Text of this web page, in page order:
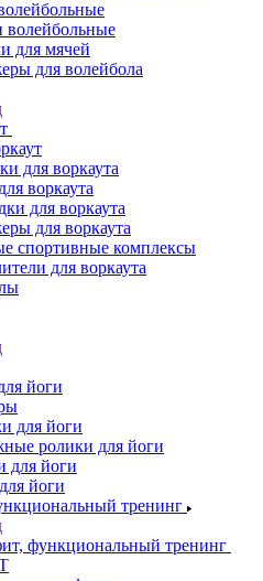
волейбольные
для мячей
для волейбола
для воркаута
воркаута
для воркаута
для воркаута
спортивные комплексы
для воркаута
йоги
для йоги
ролики для йоги
для йоги
йоги
тренинг
функциональный тренинг